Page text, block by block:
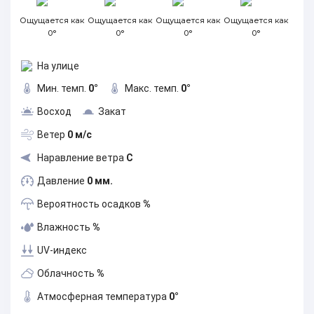
Ощущается как
0°
Ощущается как
0°
Ощущается как
0°
Ощущается как
0°
На улице
Мин. темп. 0° Макс. темп. 0°
Восход Закат
Ветер 0 м/с
Наравление ветра С
Давление 0 мм.
Вероятность осадков %
Влажность %
UV-индекс
Облачность %
Атмосферная температура 0°